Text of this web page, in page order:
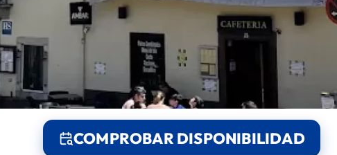
COMPROBAR DISPONIBILIDAD